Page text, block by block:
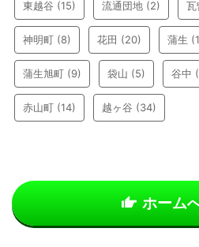
東越谷 (15) 流通団地 (2) 瓦
神明町 (8) 花田 (20) 蒲生
蒲生旭町 (9) 袋山 (5) 谷中
赤山町 (14) 越ヶ谷 (34)
ホーム